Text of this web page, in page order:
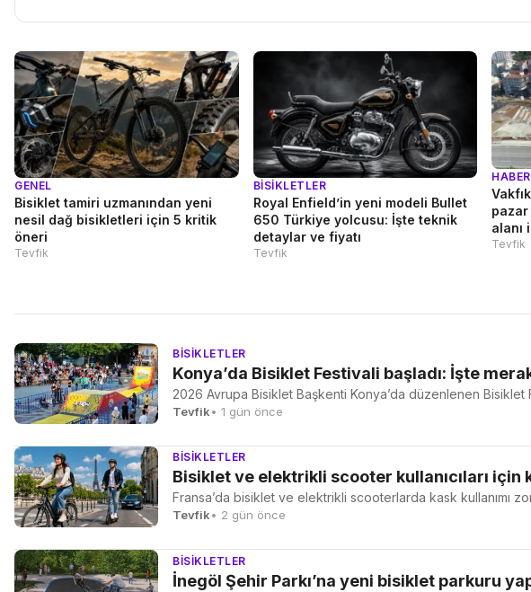
GENEL
Bisiklet tamiri uzmanından yeni
nesil dağ bisikletleri için 5 kritik
öneri
Tevfik
BISIKLETLER
Royal Enfield’in yeni modeli Bullet
650 Türkiye yolcusu: İşte teknik
detaylar ve fiyatı
Tevfik
HABER
alanı
Tevfik
BISIKLETLER
Konya’da Bisiklet Festivali başladı: İşte
2026 Avrupa Bisiklet Başkenti Konya’da düzenlenen Bisiklet
Tevfik• 1 gün önce
BISIKLETLER
Bisiklet ve elektrikli scooter kullanıcıları
Fransa’da bisiklet ve elektrikli scooterlarda kask kullanımı
Tevfik• 2 gün önce
BISIKLETLER
İnegöl Şehir Parkı’na yeni bisiklet parkuru